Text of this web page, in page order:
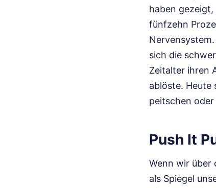
haben
fünfzehn
sich die
Zeitalter ihren
ablöste. Heute
peitschen
Push It
Wenn wir über
als Spiegel